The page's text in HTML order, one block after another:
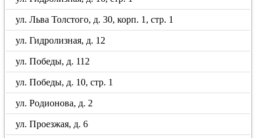
ул. Льва Толстого, д. 30, корп. 1, стр. 1
ул. Гидролизная, д. 12
ул. Победы, д. 112
ул. Победы, д. 10, стр. 1
ул. Родионова, д. 2
ул. Проезжая, д. 6